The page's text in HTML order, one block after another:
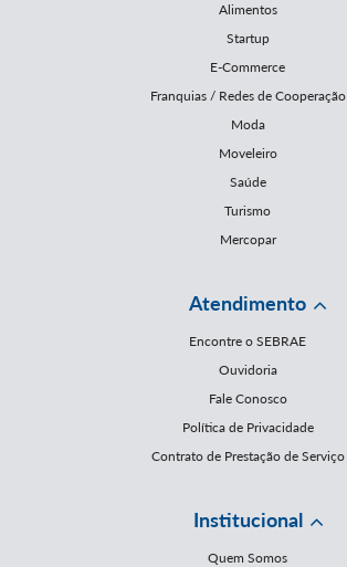
Alimentos
Startup
E-Commerce
Franquias / Redes de Cooperação
Moda
Moveleiro
Saúde
Turismo
Mercopar
Atendimento
Encontre o SEBRAE
Ouvidoria
Fale Conosco
Política de Privacidade
Contrato de Prestação de Serviço
Institucional
Quem Somos